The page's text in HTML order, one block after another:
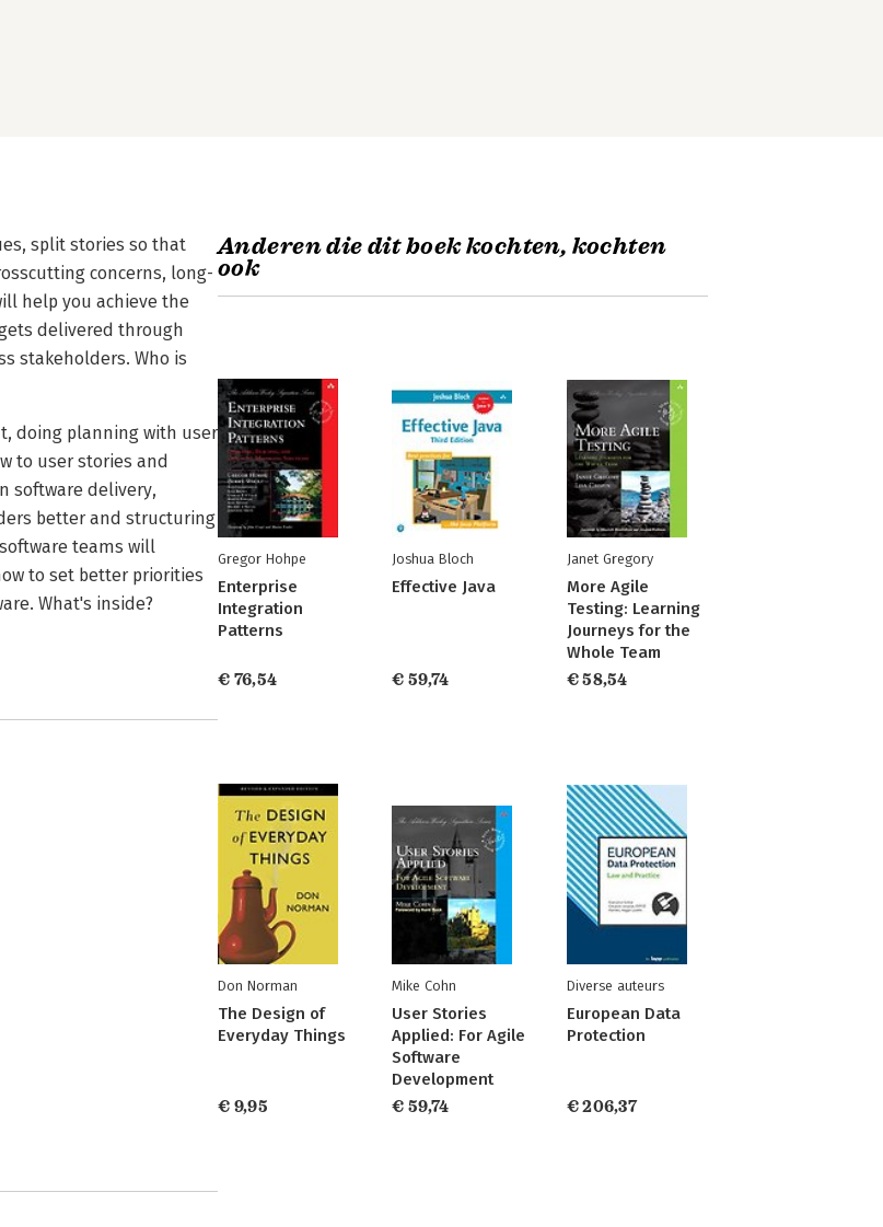
split stories so that
concerns, long-
help you achieve the
delivered through
stakeholders. Who is
doing planning with user
to user stories and
software delivery,
better and structuring
teams will
to set better priorities
What's inside?
Anderen die dit boek kochten, kochten
ook
Gregor Hohpe
Enterprise
Integration
Patterns
€ 76,54
Joshua Bloch
Effective Java
€ 59,74
Janet Gregory
More Agile
Testing: Learning
Journeys for the
Whole Team
€ 58,54
Don Norman
The Design of
Everyday Things
€ 9,95
Mike Cohn
User Stories
Applied: For Agile
Software
Development
€ 59,74
Diverse auteurs
European Data
Protection
€ 206,37